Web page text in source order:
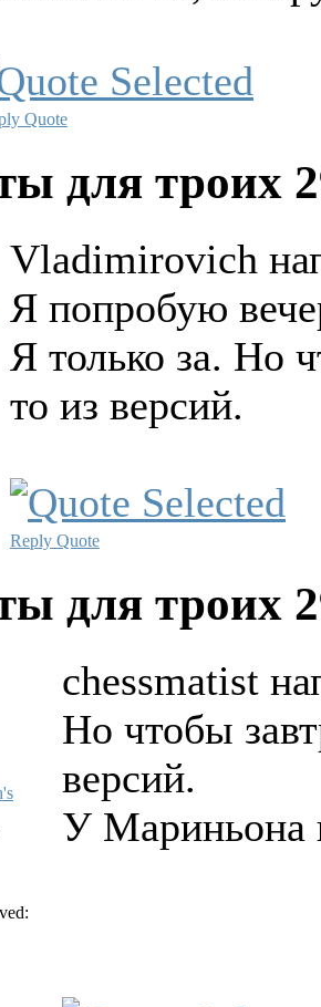
Quote
для троих
Vladimirovich
Я попробую
Я только за. Но
то из версий.
Reply Quote
для троих
chessmatist
Но чтобы
версий.
У Мариньона